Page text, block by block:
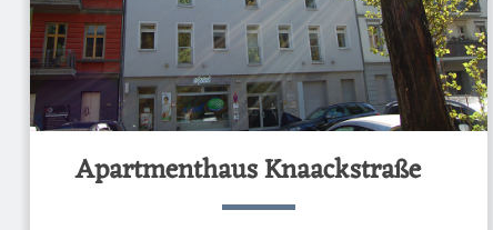
Apartmenthaus Knaackstraße